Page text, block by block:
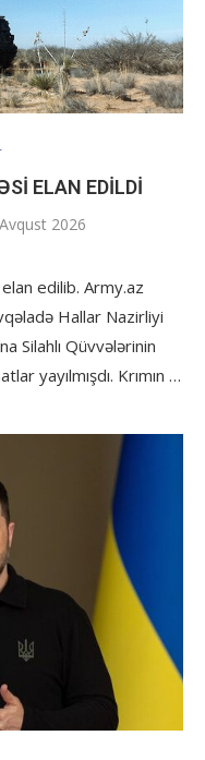
ELAN EDILDI
2026
edilib. Army.az
Hallar Nazirliyi
Silahlı Qüvvələrinin
yayılmışdı. Krımın …